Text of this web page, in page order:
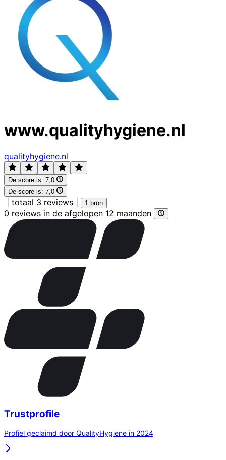
www.qualityhygiene.nl
qualityhygiene.nl
De score is: 7,0
De score is: 7,0
totaal 3 reviews 1 bron
0 reviews in de afgelopen 12 maanden
Trustprofile
Profiel geclaimd door QualityHygiene in 2024